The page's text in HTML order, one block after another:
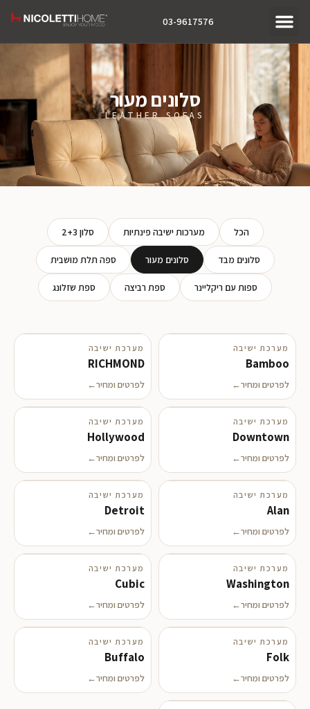
03-9617576
LEATHER SOFAS
סלונים מעור
הכל מערכות ישיבה פינתיות סלון 2+3
סלונים מבד סלונים מעור ספה תלת מושבית
ספות עם ריקליינר ספת רביצה ספת שזלונג
מערכת ישיבה
Bamboo
לפרטים ומחיר
בקרוב
מערכת ישיבה
RICHMOND
לפרטים ומחיר
מערכת ישיבה
Downtown
לפרטים ומחיר
מערכת ישיבה
Hollywood
לפרטים ומחיר
מערכת ישיבה
Alan
לפרטים ומחיר
מערכת ישיבה
Detroit
לפרטים ומחיר
מערכת ישיבה
Washington
לפרטים ומחיר
מערכת ישיבה
Cubic
לפרטים ומחיר
מערכת ישיבה
Folk
לפרטים ומחיר
מערכת ישיבה
Buffalo
לפרטים ומחיר